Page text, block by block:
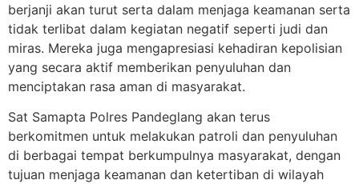
berjanji akan turut serta dalam menjaga keamanan serta
tidak terlibat dalam kegiatan negatif seperti judi dan
miras. Mereka juga mengapresiasi kehadiran kepolisian
yang secara aktif memberikan penyuluhan dan
menciptakan rasa aman di masyarakat.
Sat Samapta Polres Pandeglang akan terus
berkomitmen untuk melakukan patroli dan penyuluhan
di berbagai tempat berkumpulnya masyarakat, dengan
tujuan menjaga keamanan dan ketertiban di wilayah